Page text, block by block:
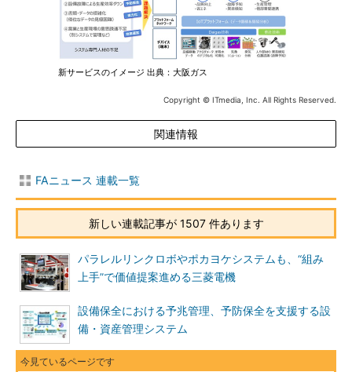
新サービスのイメージ 出典：大阪ガス
Copyright © ITmedia, Inc. All Rights Reserved.
関連情報
FAニュース 連載一覧
新しい連載記事が 1507 件あります
パラレルリンクロボやポカヨケシステムも、“組み
上手”で価値提案進める三菱電機
設備保全における予兆管理、予防保全を支援する設
備・資産管理システム